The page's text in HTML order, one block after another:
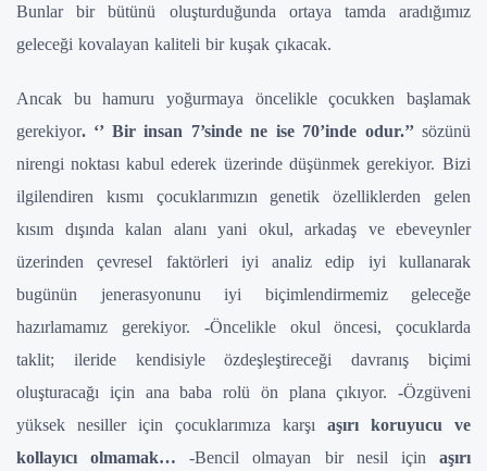
Bunlar bir bütünü oluşturduğunda ortaya tamda aradığımız
geleceği kovalayan kaliteli bir kuşak çıkacak.
Ancak bu hamuru yoğurmaya öncelikle çocukken başlamak
gerekiyor. ‘’ Bir insan 7’sinde ne ise 70’inde odur.’’sözünü
nirengi noktası kabul ederek üzerinde düşünmek gerekiyor. Bizi
ilgilendiren kısmı çocuklarımızın genetik özelliklerden gelen
kısım dışında kalan alanı yani okul, arkadaş ve ebeveynler
üzerinden çevresel faktörleri iyi analiz edip iyi kullanarak
bugünün jenerasyonunu iyi biçimlendirmemiz geleceğe
hazırlamamız gerekiyor.
-Öncelikle okul öncesi, çocuklarda
taklit; ileride kendisiyle özdeşleştireceği davranış biçimi
oluşturacağı için ana baba rolü ön plana çıkıyor. -Özgüveni
yüksek nesiller için çocuklarımıza karşı aşırı koruyucu ve
kollayıcı olmamak…-Bencil olmayan bir nesil içinaşırı